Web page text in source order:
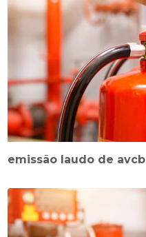
emissão laudo de avcb